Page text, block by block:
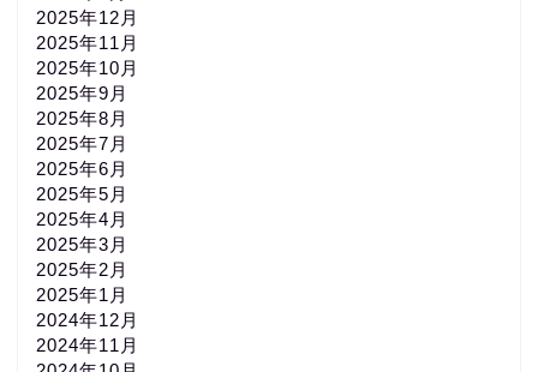
2025年12月
2025年11月
2025年10月
2025年9月
2025年8月
2025年7月
2025年6月
2025年5月
2025年4月
2025年3月
2025年2月
2025年1月
2024年12月
2024年11月